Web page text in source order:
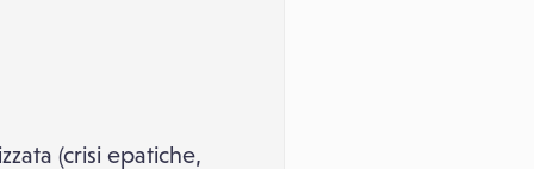
(crisi epatiche,